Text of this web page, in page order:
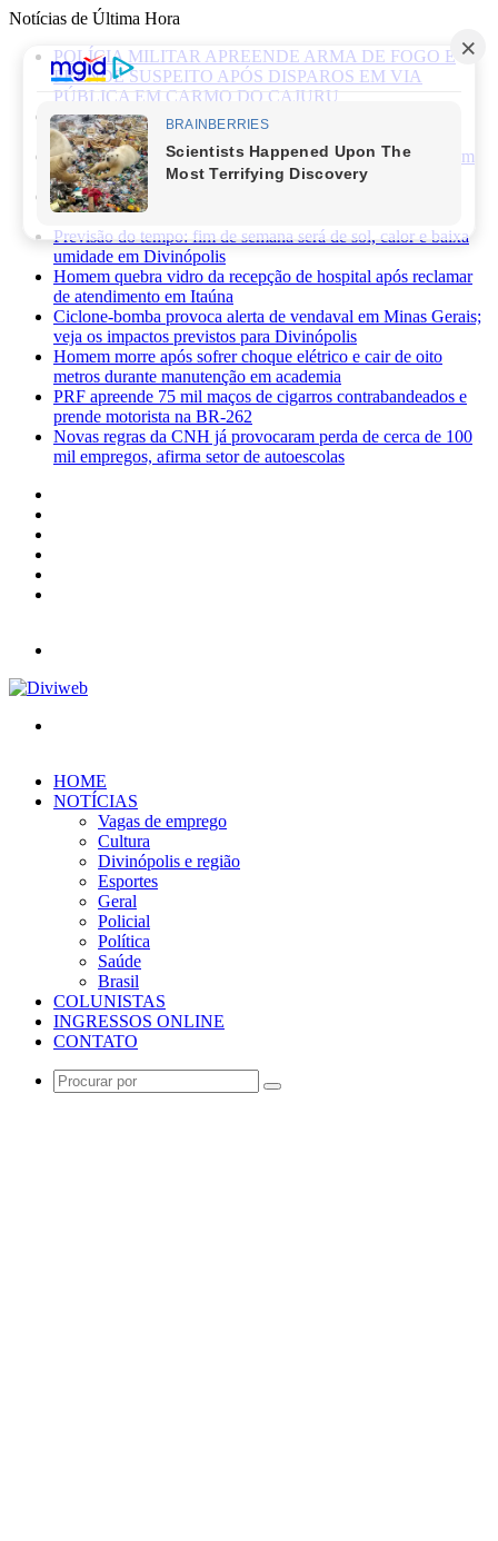
Notícias de Última Hora
POLÍCIA MILITAR APREENDE ARMA DE FOGO E
PRENDE SUSPEITO APÓS DISPAROS EM VIA
PÚBLICA EM CARMO DO CAJURU
Caminhonete furtada às margens da BR-494 é recuperada
pela Polícia Militar em Carmo da Mata
Mãe de recém-nascido abandonado em lote vago é presa em
Sabará
Três pessoas ficam feridas após ataque a facadas no bairro
Planalto, em Divinópolis
Previsão do tempo: fim de semana será de sol, calor e baixa
umidade em Divinópolis
Homem quebra vidro da recepção de hospital após reclamar
de atendimento em Itaúna
Ciclone-bomba provoca alerta de vendaval em Minas Gerais;
veja os impactos previstos para Divinópolis
Homem morre após sofrer choque elétrico e cair de oito
metros durante manutenção em academia
PRF apreende 75 mil maços de cigarros contrabandeados e
prende motorista na BR-262
Novas regras da CNH já provocaram perda de cerca de 100
mil empregos, afirma setor de autoescolas
HOME
NOTÍCIAS
Vagas de emprego
Cultura
Divinópolis e região
Esportes
Geral
Policial
Política
Saúde
Brasil
COLUNISTAS
INGRESSOS ONLINE
CONTATO
Procurar